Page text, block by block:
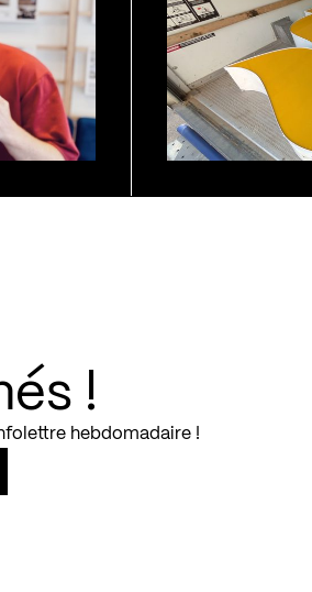
!
hebdomadaire !